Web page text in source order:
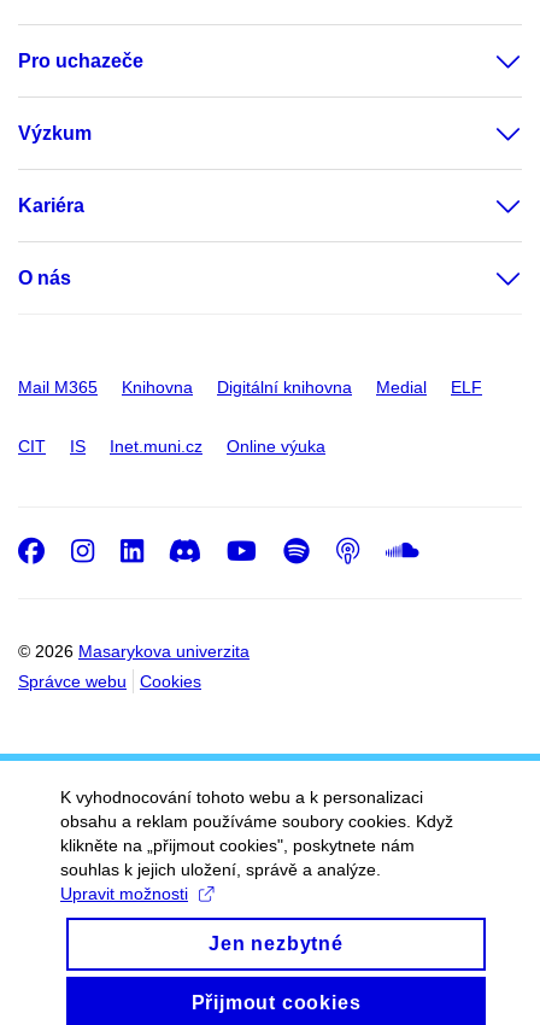
Pro uchazeče
Výzkum
Kariéra
O nás
Mail M365 Knihovna Digitální knihovna Medial ELF
CIT IS Inet.muni.cz Online výuka
© 2026 Masarykova univerzita
Správce webu
Cookies
Facebook
Instagram
LinkedIn
DiscordYoutube
Spotify
Podcast
K vyhodnocování tohoto webu a k personalizaci
obsahu a reklam používáme soubory cookies. Když
klikněte na „přijmout cookies", poskytnete nám
souhlas k jejich uložení, správě a analýze.
Upravit možnosti
Jen nezbytné
Přijmout cookies